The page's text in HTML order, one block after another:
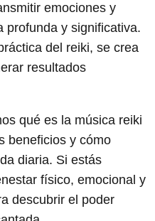
emociones y
profunda y significativa.
del reiki, se crea
resultados
qué es la música reiki
beneficios y cómo
diaria. Si estás
físico, emocional y
descubrir el poder